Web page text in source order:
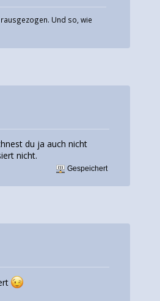
Und so, wie
du ja auch nicht
nicht.
Gespeichert